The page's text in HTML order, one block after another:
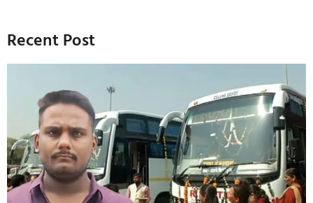
Recent Post